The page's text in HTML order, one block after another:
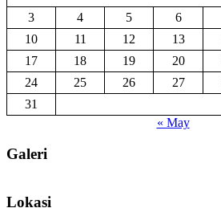
3
4 5 6
10
11 12 13
17
18 19 20
24
25 26 27
31
« May
Galeri
Lokasi